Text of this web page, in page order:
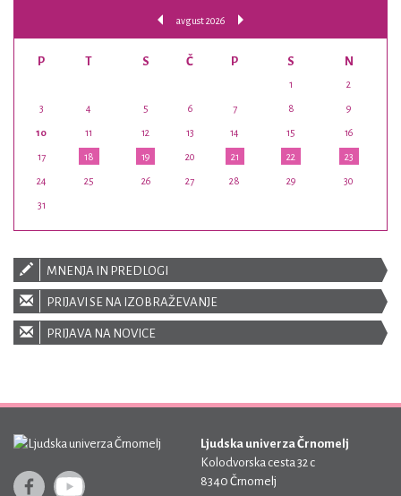
avgust 2026
P T S Č P S N
1 2
3 4 5 6 7 8 9
10 11 12 13 14 15 16
17 18 19 20 21 22 23
24 25 26 27 28 29 30
31
MNENJA IN PREDLOGI
PRIJAVI SE NA IZOBRAŽEVANJE
PRIJAVA NA NOVICE
Ljudska univerza Črnomelj
Kolodvorska cesta 32 c
8340 Črnomelj